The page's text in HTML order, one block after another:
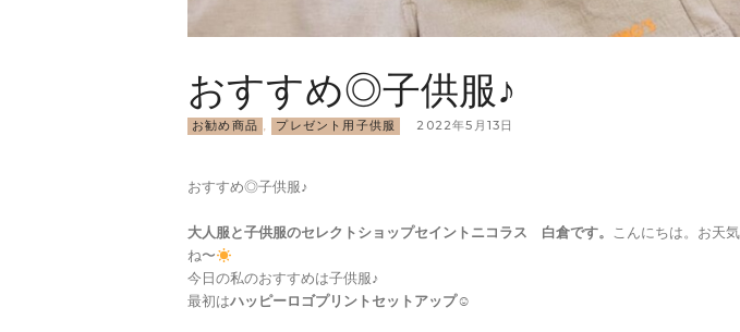
おすすめ◎子供服♪
お勧め商品 , プレゼント用子供服 2022年5月13日
おすすめ◎子供服♪
大人服と子供服のセレクトショップセイントニコラス 白倉です。 こんにちは。お天
ね〜
今日の私のおすすめは子供服♪
最初はハッピーロゴプリントセットアップ☺︎